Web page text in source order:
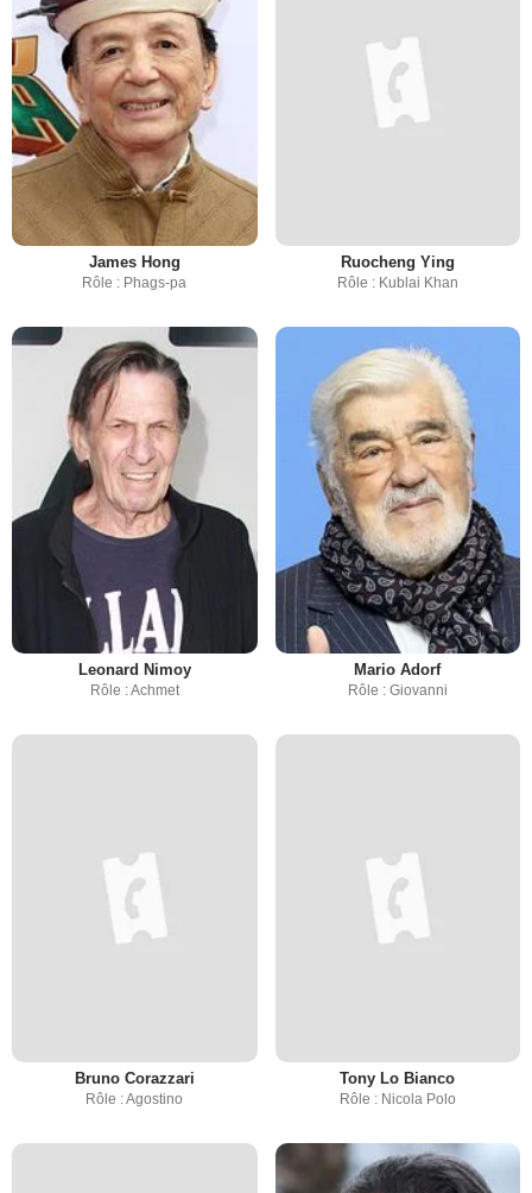
James Hong
Rôle : Phags-pa
Ruocheng Ying
Rôle : Kublai Khan
Leonard Nimoy
Rôle : Achmet
Mario Adorf
Rôle : Giovanni
Bruno Corazzari
Rôle : Agostino
Tony Lo Bianco
Rôle : Nicola Polo